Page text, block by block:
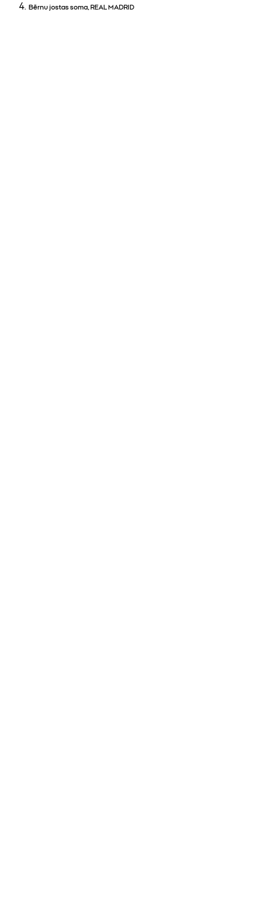
Bērnu jostas soma, REAL MADRID